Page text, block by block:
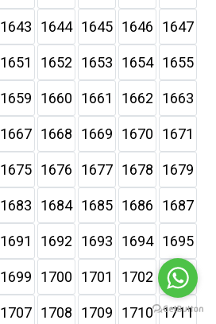
1643 1644 1645 1646 1647
1651 1652 1653 1654 1655
1659 1660 1661 1662 1663
1667 1668 1669 1670 1671
1675 1676 1677 1678 1679
1683 1684 1685 1686 1687
1691 1692 1693 1694 1695
1699 1700 1701 1702 1703
1707 1708 1709 1710 1711